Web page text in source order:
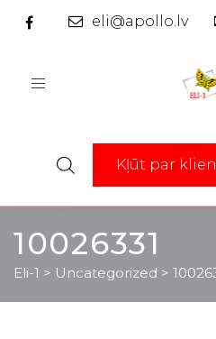
eli@apollo.lv
Toggle
Kļūt par
10026331
Eli-1 > Uncategorized >